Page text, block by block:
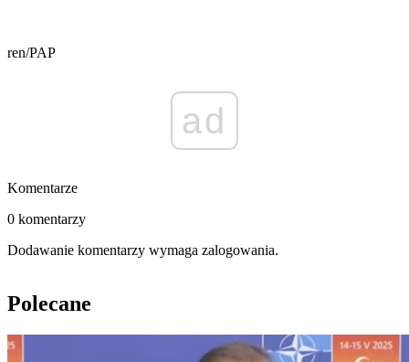
ren/PAP
ad
Komentarze
0 komentarzy
Dodawanie komentarzy wymaga zalogowania.
Polecane